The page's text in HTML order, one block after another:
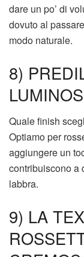
dare un po’ di
dovuto al
modo naturale.
8)
Quale finish
Optiamo per
aggiungere un
contribuiscono a
labbra.
9) LA